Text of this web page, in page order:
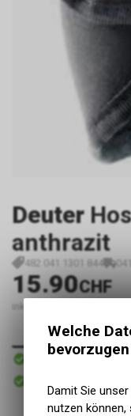
Deuter
anthrazit
482 041 1301 844 041
15.90CHF
inkl. MwSt., zzgl.
Sofort verfügbar
Abholung Lüscher
Welche
Damit Sie
nutzen